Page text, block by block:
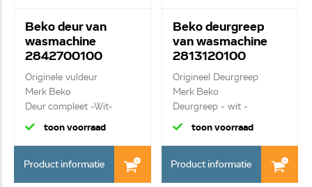
Beko deur van
wasmachine
2842700100
Originele vuldeur
Merk Beko
Deur compleet -Wit-
toon voorraad
Product informatie
Beko deurgreep
van wasmachine
2813120100
Origineel Deurgreep
Merk Beko
Deurgreep - wit -
toon voorraad
Product informatie